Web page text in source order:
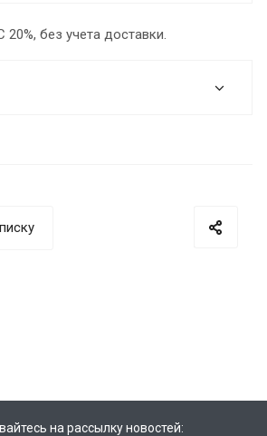
без учета доставки.
на рассылку новостей: